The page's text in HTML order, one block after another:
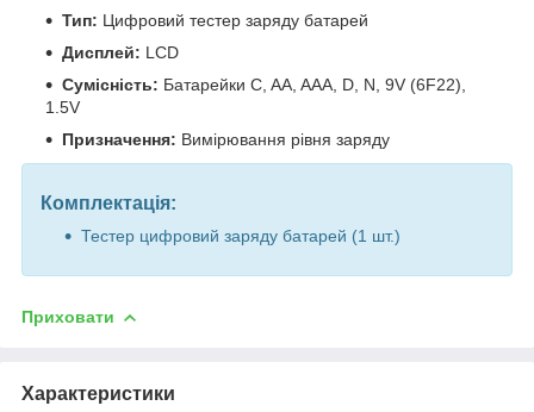
Тип: Цифровий тестер заряду батарей
Дисплей: LCD
Сумісність: Батарейки C, AA, AAA, D, N, 9V (6F22),
1.5V
Призначення: Вимірювання рівня заряду
Комплектація:
Тестер цифровий заряду батарей (1 шт.)
Приховати
Характеристики